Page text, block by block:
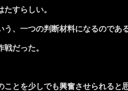
すらしい。
、一つの判断材料になるのである
だった。
とを少しでも興奮させられると